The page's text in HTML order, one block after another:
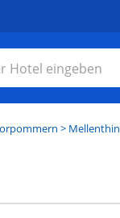
> Mellenthin